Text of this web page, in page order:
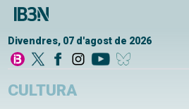
Divendres, 07 d'agost de 2026
CULTURA